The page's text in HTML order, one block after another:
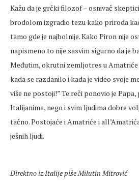
Kažu da je grčki filozof – osnivač
brodolom izgradio tezu kako priroda
tamo gde je najbolnije. Kako Piron nije
napismeno to nije sasvim sigurno da je
Međutim, okrutni zemljotres u Amatriće
kada se razdanilo i kada je video svoje
više ne postoji!” Te reči ponovio je Papa,
Italijanima, nego i svim ljudima dobre
tačno. Postojaće i Amatriće i
ješnih ljudi.
Direktno iz Italije piše Milutin Mitrović